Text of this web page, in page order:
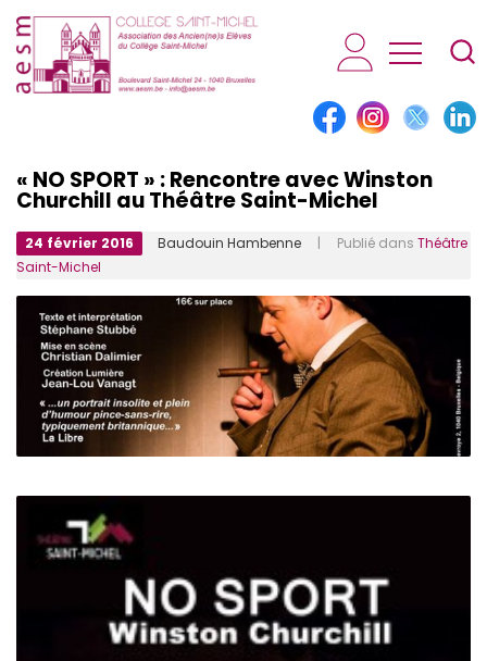
AESM...
« NO SPORT » : Rencontre avec Winston
Churchill au Théâtre Saint-Michel
24 février 2016 Baudouin Hambenne | Publié dans Théâtre
Saint-Michel